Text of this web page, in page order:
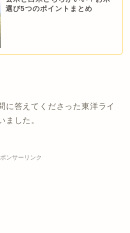
選び5つのポイントまとめ
に答えてくださった東洋ライ
ました。
ンサーリンク